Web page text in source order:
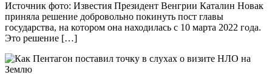
Источник фото: Известия Президент Венгрии Каталин Новак
приняла решение добровольно покинуть пост главы
государства, на котором она находилась с 10 марта 2022 года.
Это решение […]